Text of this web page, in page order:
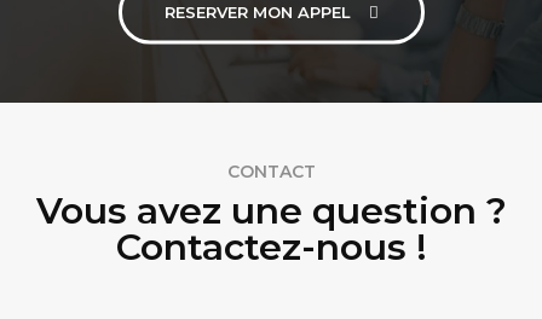
RESERVER MON APPEL
CONTACT
Vous avez une question ?
Contactez-nous !